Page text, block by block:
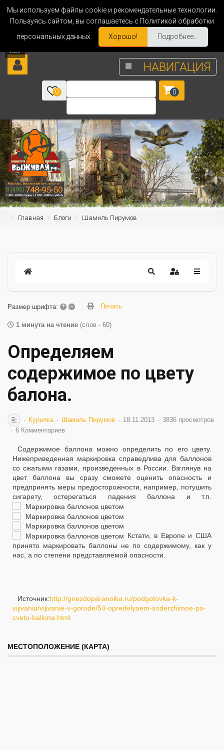
Мы используем файлы cookie и рекомендательные технологии.
Пользуясь сайтом, вы соглашаетесь с Политикой обработки
персональных данных.
Хорошо! Подробнее...
НАВИГАЦИЯ
0 0
Главная Блоги Шамиль Пирумов
Размер шрифта: + – Печать
1 минута на чтение (слов - 60)
Определяем
содержимое по цвету
балона.
Курилка Шамиль Пирумов 18.11.2013
3836 просмотров
6 Комментариев
Содержимое баллона можно определить по его цвету.
Нижеприведенная маркировка справедлива для баллонов
со сжатыми газами, произведенных в России. Взглянув на
цвет баллона вы сразу сможете оценить опасность и
предпринять меры предосторожности, например, потушить
сигарету, остерегаться падения баллона и т.п.
Кстати, в Европе и США
принято маркировать баллоны не по содержимому, как у
нас, а по степени представляемой опасности.
Источник:http://gnezdoparanoika.ru/podgotovka-k-
vijivaniu/vijivanie-v-gorode/54-opredelyaem-soderzhimoe-po-
cvetu-ballona.html
МЕСТОПОЛОЖЕНИЕ (КАРТА)